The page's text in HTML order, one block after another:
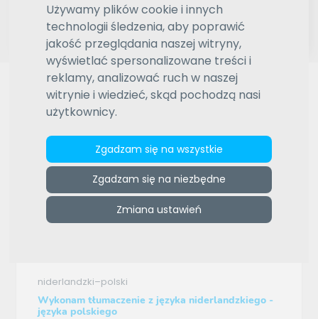
Używamy plików cookie i innych
technologii śledzenia, aby poprawić
jakość przeglądania naszej witryny,
wyświetlać spersonalizowane treści i
reklamy, analizować ruch w naszej
witrynie i wiedzieć, skąd pochodzą nasi
użytkownicy.
Zgadzam się na wszystkie
Zgadzam się na niezbędne
Zmiana ustawień
Znajdź tłumacza
Wyszukiwanie zaawansowane
Reklama
ZAMÓW REKLAMĘ W TYM MIEJSCU
e-tlumacze.net >ZMTrans Biuro Tłumaczeń Szkolenia
Językowe
Oferta tłumaczenia - niderlandzki–polski
Oferta tłumaczenia
niderlandzki–polski
Wykonam tłumaczenie z języka niderlandzkiego -
języka polskiego